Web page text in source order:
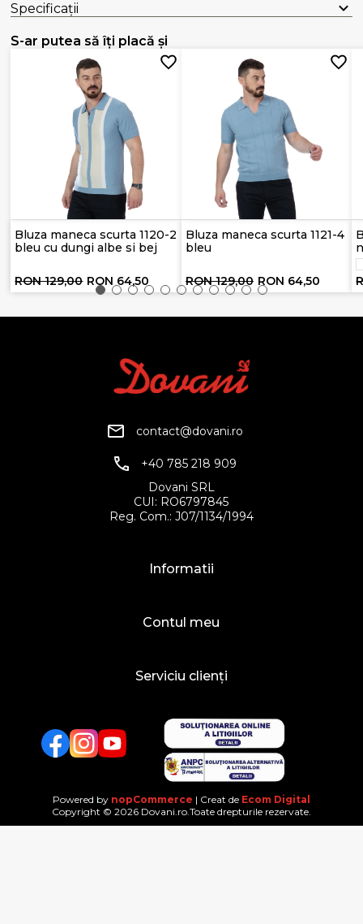
Specificații
S-ar putea să îți placă și
Bluza maneca scurta 1120-2
bleu cu dungi albe si bej
RON 129,00 RON 64,50
Bluza maneca scurta 1121-4
bleu
RON 129,00 RON 64,50
contact@dovani.ro
+40 785 218 909
Dovani SRL
CUI: RO6797845
Reg. Com.: J07/1134/1994
Informatii
Contul meu
Serviciu clienți
FacebookTwitterYouTube
Powered by nopCommerce | Creat de Ecom Digital
Copyright © 2026 Dovani.ro.Toate drepturile rezervate.